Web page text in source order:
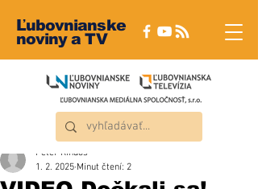
Ľubovnianske
noviny a TV
Peter Rindoš
1. 2. 2025 Minut čtení: 2